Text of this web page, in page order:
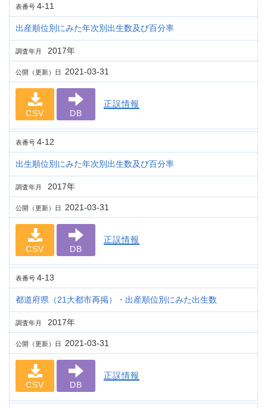
表番号 4-11
出産順位別にみた年次別出生数及び百分率
調査年月 2017年
公開（更新）日 2021-03-31
CSV DB
正誤情報
表番号 4-12
出生順位別にみた年次別出生数及び百分率
調査年月 2017年
公開（更新）日 2021-03-31
CSV DB
正誤情報
表番号 4-13
都道府県（21大都市再掲）・出産順位別にみた出生数
調査年月 2017年
公開（更新）日 2021-03-31
CSV DB
正誤情報